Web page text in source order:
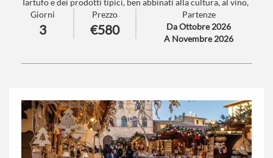
Tartufo e dei prodotti tipici, ben abbinati alla cultura, al vino,
e a un’intera comunità in festa. Tour panoramico delle
Langhe, tra colline e vigneti a perdita d’occhio.
Giorni
3
Prezzo
€580
Partenze
Da Ottobre 2026
A Novembre 2026